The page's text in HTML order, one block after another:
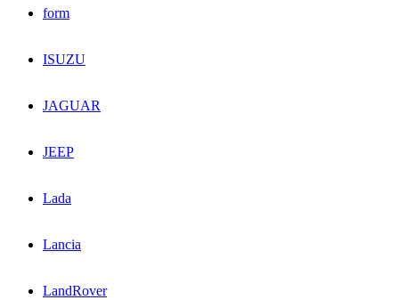
form
ISUZU
JAGUAR
JEEP
Lada
Lancia
LandRover